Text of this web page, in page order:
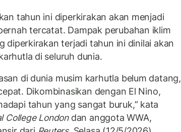
tahun ini diperkirakan akan menjadi
tercatat. Dampak perubahan iklim
diperkirakan terjadi tahun ini dinilai akan
di seluruh dunia.
di dunia musim karhutla belum datang,
Dikombinasikan dengan El Nino,
tahun yang sangat buruk,” kata
College Londondan anggota WWA,